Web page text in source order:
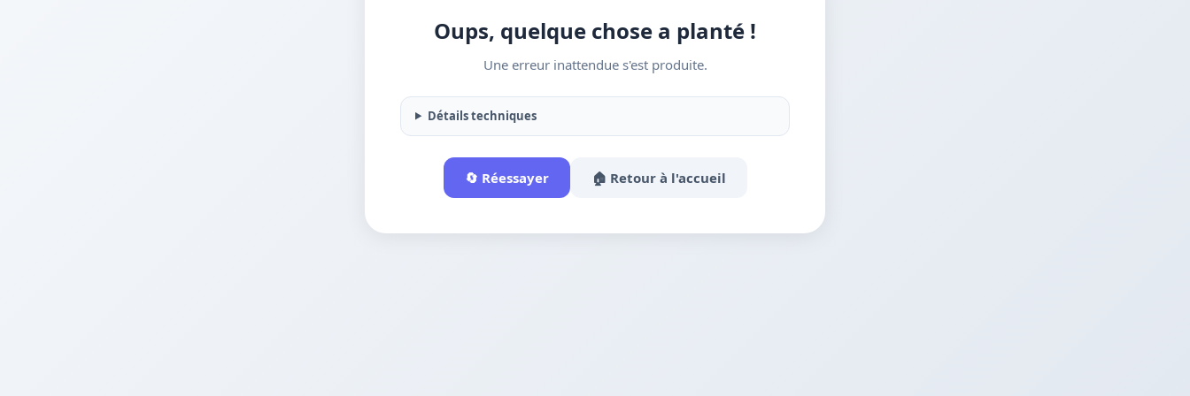
Oups, quelque chose a planté !
Une erreur inattendue s'est produite.
Détails techniques
🔄 Réessayer 🏠 Retour à l'accueil